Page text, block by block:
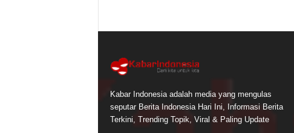
Kabar Indonesia adalah media yang mengulas
seputar Berita Indonesia Hari Ini, Informasi Berita
Terkini, Trending Topik, Viral & Paling Update